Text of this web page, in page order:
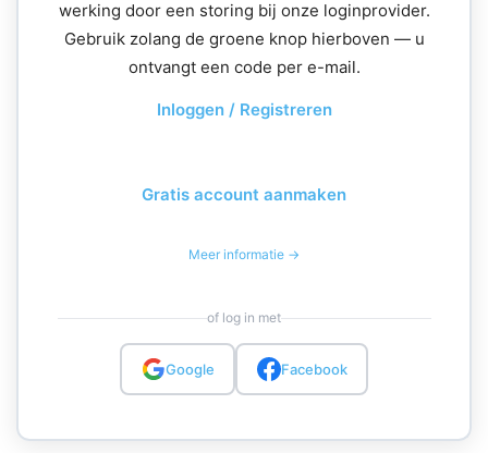
werking door een storing bij onze loginprovider.
Gebruik zolang de groene knop hierboven — u
ontvangt een code per e-mail.
Inloggen / Registreren
Gratis account aanmaken
Meer informatie →
of log in met
Google Facebook